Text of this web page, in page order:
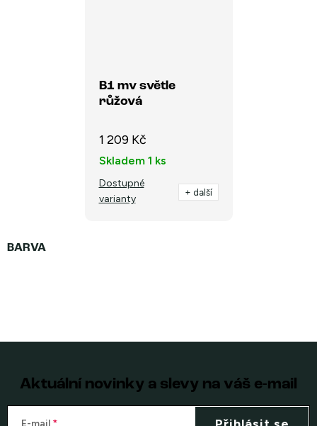
B1 mv světle
růžová
1 209 Kč
Skladem 1 ks
Dostupné
varianty
+ další
Aktuální novinky a slevy na váš e-mail
E-mail